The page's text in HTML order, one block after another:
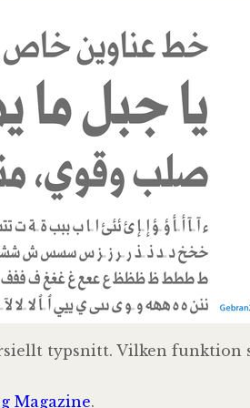
typsnitt. Vilken funktion
Magazine.